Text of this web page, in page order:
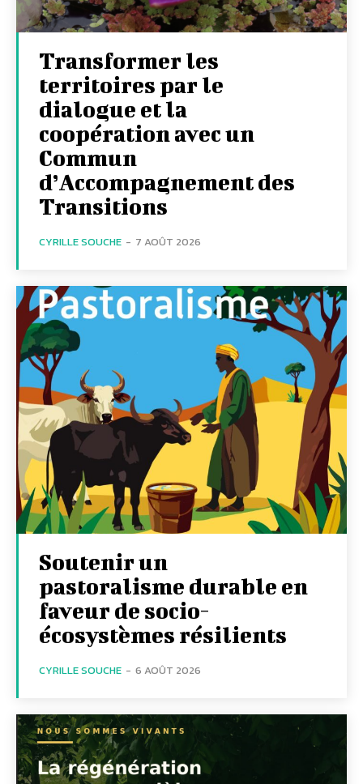
Transformer les
territoires par le
dialogue et la
coopération avec un
Commun
d’Accompagnement des
Transitions
CYRILLE SOUCHE - 7 AOÛT 2026
Soutenir un
pastoralisme durable en
faveur de socio-
écosystèmes résilients
CYRILLE SOUCHE - 6 AOÛT 2026